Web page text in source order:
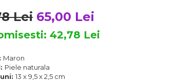
Lei 65,00 Lei
42,78 Lei
Maron
Piele naturala
13 x 9,5 x 2,5 cm